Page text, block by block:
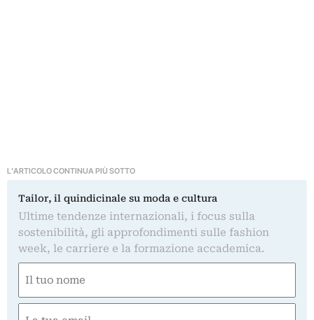
L'ARTICOLO CONTINUA PIÙ SOTTO
Tailor, il quindicinale su moda e cultura
Ultime tendenze internazionali, i focus sulla
sostenibilità, gli approfondimenti sulle fashion
week, le carriere e la formazione accademica.
(Required)
First